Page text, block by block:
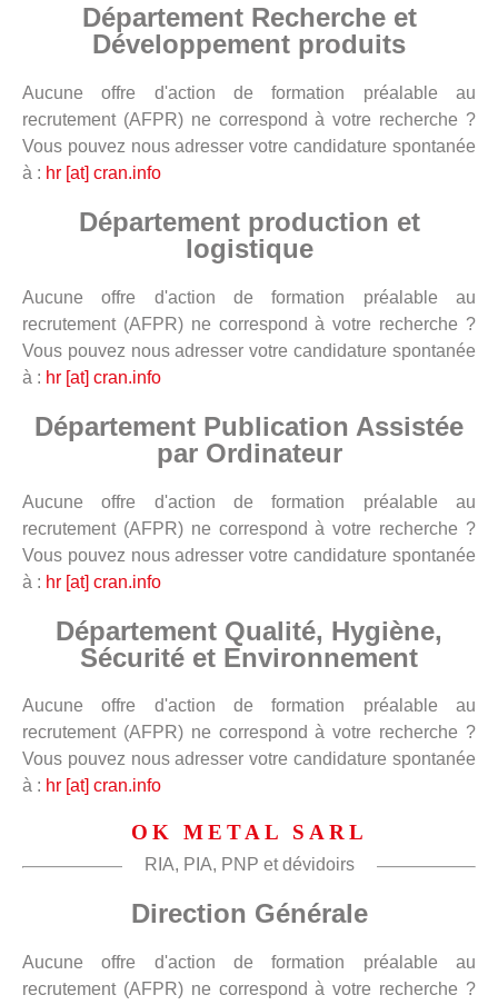
Département Recherche et
Développement produits
Aucune offre d'action de formation préalable au
recrutement (AFPR) ne correspond à votre recherche ?
Vous pouvez nous adresser votre candidature spontanée
à : hr [at] cran.info
Département production et
logistique
Aucune offre d'action de formation préalable au
recrutement (AFPR) ne correspond à votre recherche ?
Vous pouvez nous adresser votre candidature spontanée
à : hr [at] cran.info
Département Publication Assistée
par Ordinateur
Aucune offre d'action de formation préalable au
recrutement (AFPR) ne correspond à votre recherche ?
Vous pouvez nous adresser votre candidature spontanée
à : hr [at] cran.info
Département Qualité, Hygiène,
Sécurité et Environnement
Aucune offre d'action de formation préalable au
recrutement (AFPR) ne correspond à votre recherche ?
Vous pouvez nous adresser votre candidature spontanée
à : hr [at] cran.info
OK METAL SARL
RIA, PIA, PNP et dévidoirs
Direction Générale
Aucune offre d'action de formation préalable au
recrutement (AFPR) ne correspond à votre recherche ?